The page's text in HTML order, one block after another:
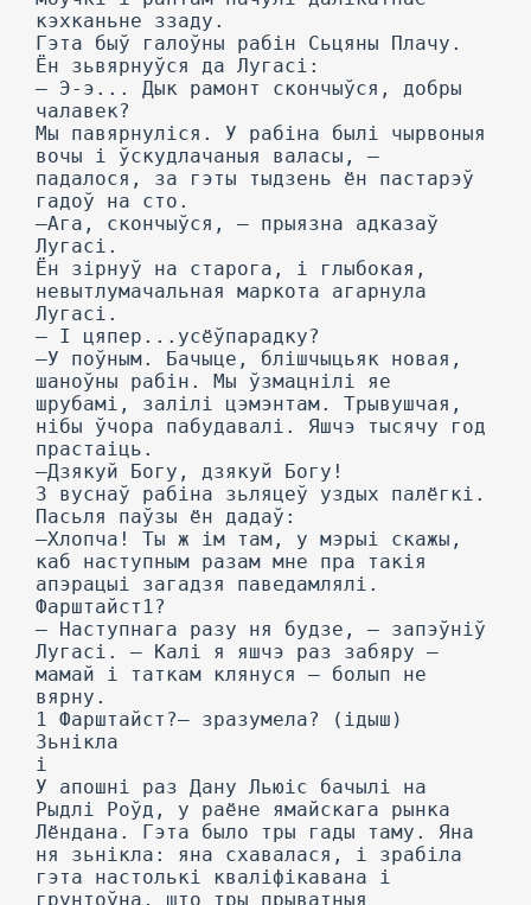
кэхканьне ззаду.
Гэта быў галоўны рабін Сьцяны Плачу.
Ён зьвярнуўся да Лугасі:
— Э-э... Дык рамонт скончыўся, добры
чалавек?
Мы павярнуліся. У рабіна былі чырвоныя
вочы і ўскудлачаныя валасы, —
падалося, за гэты тыдзень ён пастарэў
гадоў на сто.
—Ага, скончыўся, — прыязна адказаў
Лугасі.
Ён зірнуў на старога, і глыбокая,
невытлумачальная маркота агарнула
Лугасі.
— I цяпер...усёўпарадку?
—У поўным. Бачыце, блішчыцьяк новая,
шаноўны рабін. Мы ўзмацнілі яе
шрубамі, залілі цэмэнтам. Трывушчая,
нібы ўчора пабудавалі. Яшчэ тысячу год
прастаіць.
—Дзякуй Богу, дзякуй Богу!
3 вуснаў рабіна зьляцеў уздых палёгкі.
Пасьля паўзы ён дадаў:
—Хлопча! Ты ж ім там, у мэрыі скажы,
каб наступным разам мне пра такія
апэрацыі загадзя паведамлялі.
Фарштайст1?
— Наступнага разу ня будзе, — запэўніў
Лугасі. — Калі я яшчэ раз забяру —
мамай і таткам клянуся — болып не
вярну.
1 Фарштайст?— зразумела? (ідыш)
Зьнікла
і
У апошні раз Дану Льюіс бачылі на
Рыдлі Роўд, у раёне ямайскага рынка
Лёндана. Гэта было тры гады таму. Яна
ня зьнікла: яна схавалася, і зрабіла
гэта настолькі кваліфікавана і
грунтоўна, што тры прыватныя